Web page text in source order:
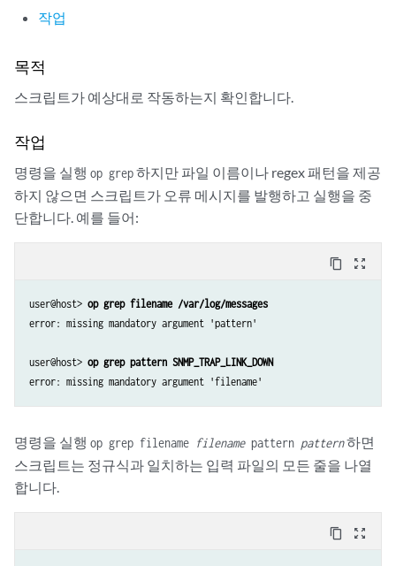
작업
목적
스크립트가 예상대로 작동하는지 확인합니다.
작업
명령을 실행 op grep하지만 파일 이름이나 regex 패턴을 제공
하지 않으면 스크립트가 오류 메시지를 발행하고 실행을 중
단합니다. 예를 들어:
content_copy zoom_out_map
user@host> op grep filename /var/log/messages
error: missing mandatory argument 'pattern'
user@host> op grep pattern SNMP_TRAP_LINK_DOWN
error: missing mandatory argument 'filename'
명령을 실행 op grep filename filenamepattern pattern하면
스크립트는 정규식과 일치하는 입력 파일의 모든 줄을 나열
합니다.
content_copy zoom_out_map